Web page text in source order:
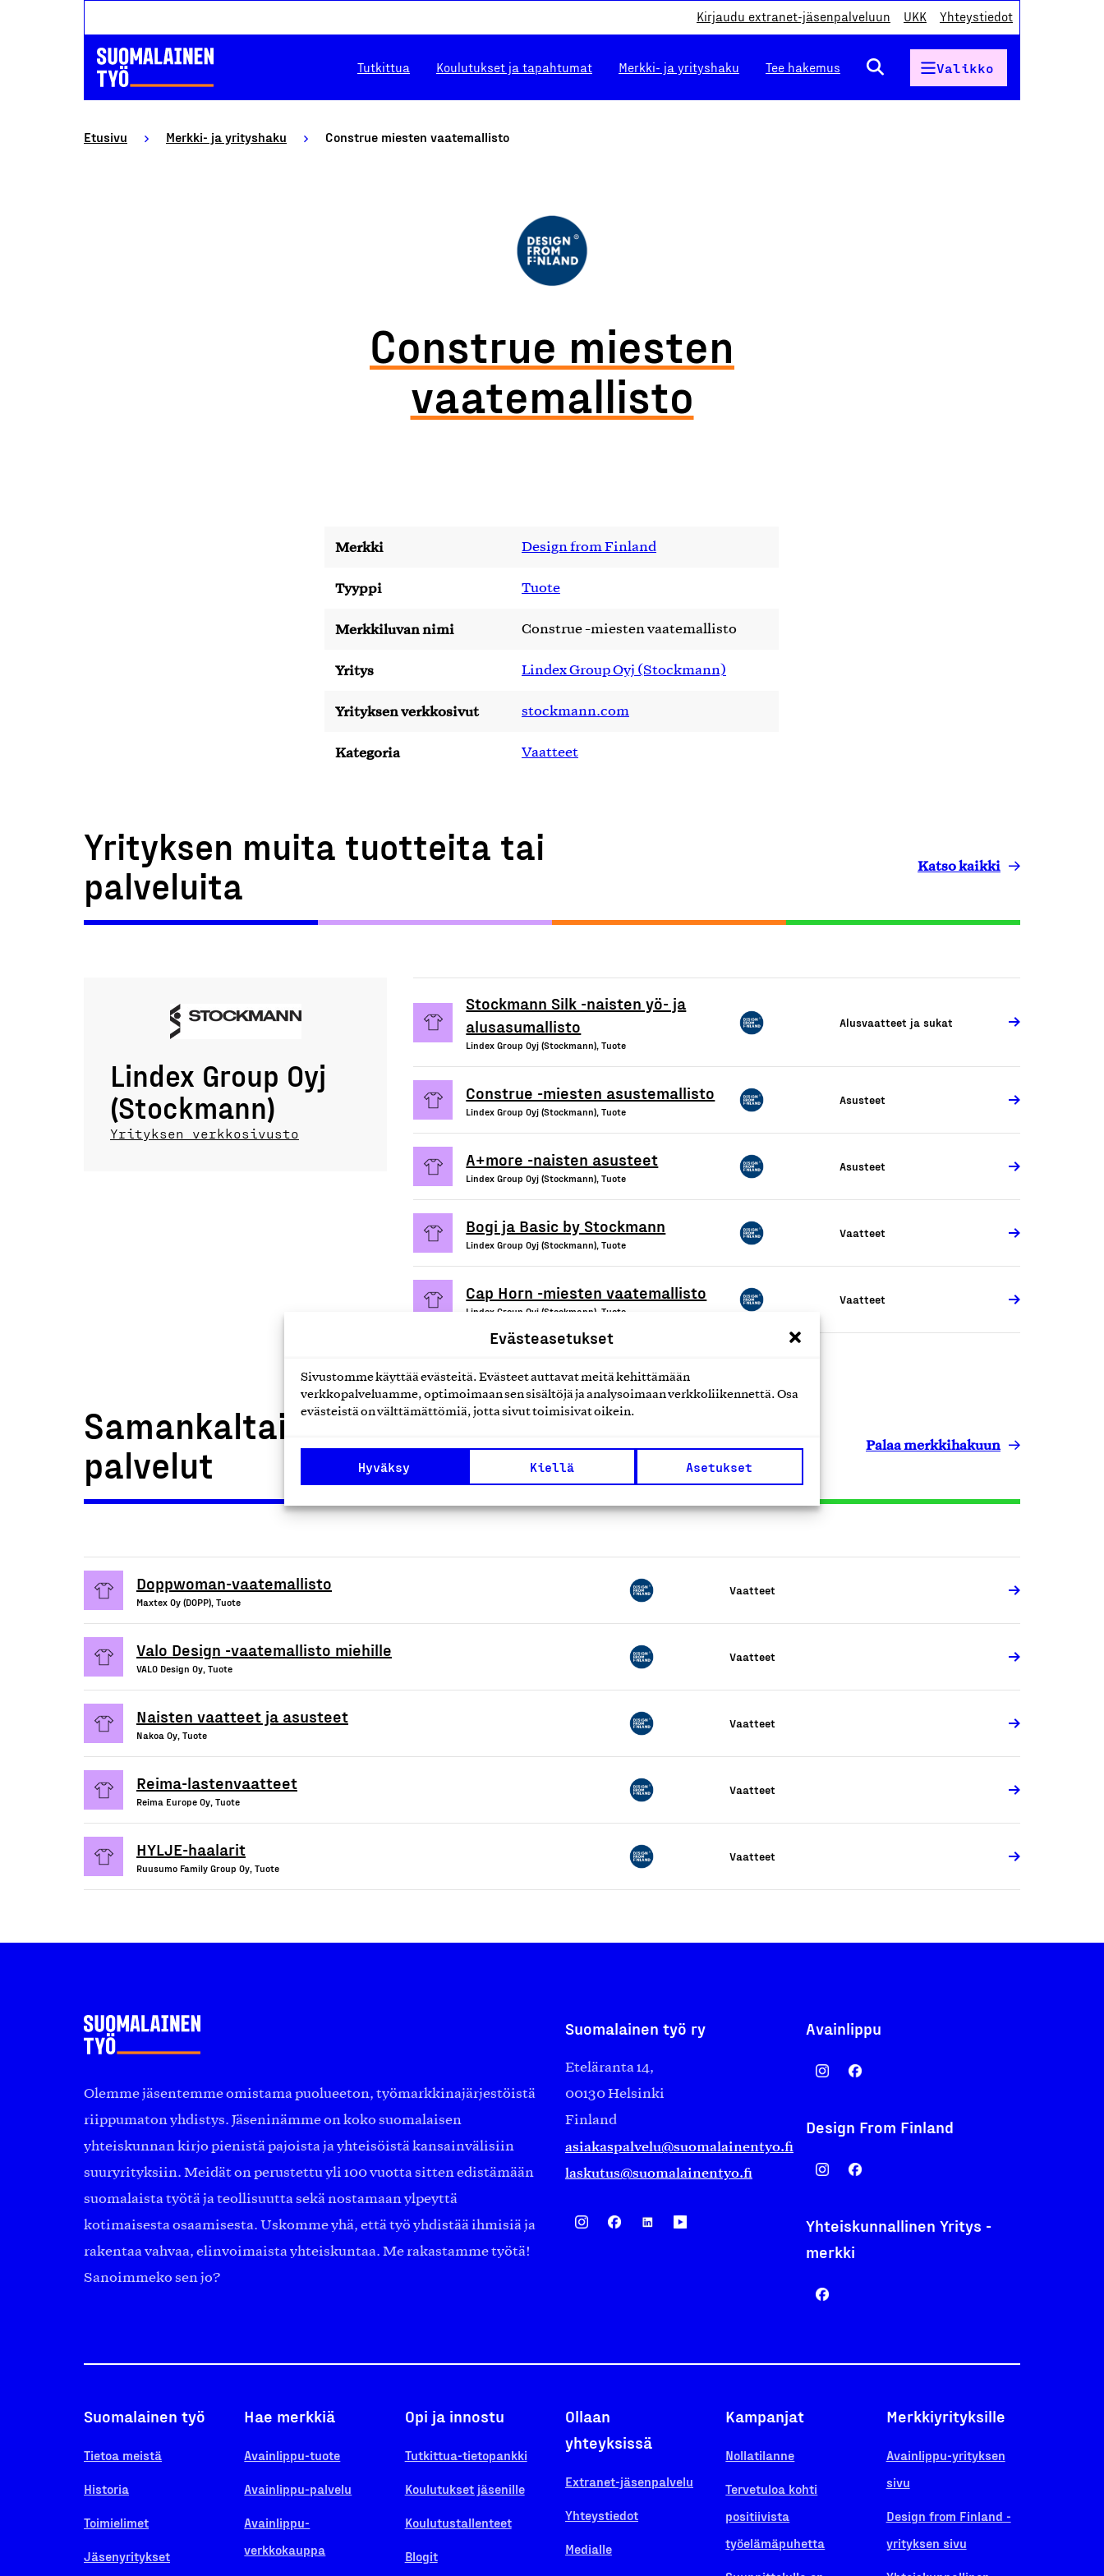
Evästeasetukset
Sivustomme käyttää evästeitä. Evästeet auttavat meitä kehittämään
verkkopalveluamme, optimoimaan sen sisältöjä ja analysoimaan verkkoliikennettä. Osa
evästeistä on välttämättömiä, jotta sivut toimisivat oikein.
Hyväksy Kiellä Asetukset
Kirjaudu extranet-jäsenpalveluun UKK Yhteystiedot
Tutkittua Koulutukset ja tapahtumat Merkki- ja yrityshaku Tee hakemus Valikko
Etusivu Merkki- ja yrityshaku Construe miesten vaatemallisto
Construe miesten
vaatemallisto
Merkki Design from Finland
Tyyppi Tuote
Merkkiluvan nimi Construe -miesten vaatemallisto
Yritys Lindex Group Oyj (Stockmann)
Yrityksen verkkosivut stockmann.com
Kategoria Vaatteet
Yrityksen muita tuotteita tai
palveluita
Katso kaikki
Lindex Group Oyj
(Stockmann)
Yrityksen verkkosivusto
Stockmann Silk -naisten yö- ja
alusasumallisto
Lindex Group Oyj (Stockmann), Tuote
Alusvaatteet ja sukat
Construe -miesten asustemallisto
Lindex Group Oyj (Stockmann), Tuote
Asusteet
A+more -naisten asusteet
Lindex Group Oyj (Stockmann), Tuote
Asusteet
Bogi ja Basic by Stockmann
Lindex Group Oyj (Stockmann), Tuote
Vaatteet
Cap Horn -miesten vaatemallisto
Lindex Group Oyj (Stockmann), Tuote
Vaatteet
Samankaltaiset tuotteet tai
palvelut
Palaa merkkihakuun
Doppwoman-vaatemallisto
Maxtex Oy (DOPP), Tuote
Vaatteet
Valo Design -vaatemallisto miehille
VALO Design Oy, Tuote
Vaatteet
Naisten vaatteet ja asusteet
Nakoa Oy, Tuote
Vaatteet
Reima-lastenvaatteet
Reima Europe Oy, Tuote
Vaatteet
HYLJE-haalarit
Ruusumo Family Group Oy, Tuote
Vaatteet
Olemme jäsentemme omistama puolueeton, työmarkkinajärjestöistä
riippumaton yhdistys. Jäseninämme on koko suomalaisen
yhteiskunnan kirjo pienistä pajoista ja yhteisöistä kansainvälisiin
suuryrityksiin. Meidät on perustettu yli 100 vuotta sitten edistämään
suomalaista työtä ja teollisuutta sekä nostamaan ylpeyttä
kotimaisesta osaamisesta. Uskomme yhä, että työ yhdistää ihmisiä ja
rakentaa vahvaa, elinvoimaista yhteiskuntaa. Me rakastamme työtä!
Sanoimmeko sen jo?
Suomalainen työ ry
Eteläranta 14,
00130 Helsinki
Finland
asiakaspalvelu@suomalainentyo.fi
laskutus@suomalainentyo.fi
Avainlippu
Design From Finland
Yhteiskunnallinen Yritys -
merkki
Suomalainen työ
Tietoa meistä
Historia
Toimielimet
Jäsenyritykset
Hae merkkiä
Avainlippu-tuote
Avainlippu-palvelu
Avainlippu-
verkkokauppa
Opi ja innostu
Tutkittua-tietopankki
Koulutukset jäsenille
Koulutustallenteet
Blogit
Ollaan
yhteyksissä
Extranet-jäsenpalvelu
Yhteystiedot
Medialle
Kampanjat
Nollatilanne
Tervetuloa kohti
positiivista
työelämäpuhetta
Merkkiyrityksille
Avainlippu-yrityksen
sivu
Design from Finland -
yrityksen sivu